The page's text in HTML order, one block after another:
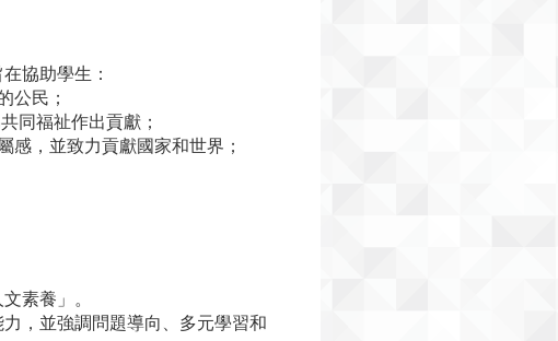
協助學生：
公民；
同福祉作出貢獻；
感，並致力貢獻國家和世界；
素養」。
，並強調問題導向、多元學習和